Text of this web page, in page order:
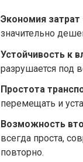
Экономия затрат
значительно
Устойчивость к
разрушается под
Простота
перемещать и
Возможность
всегда проста,
повторно.